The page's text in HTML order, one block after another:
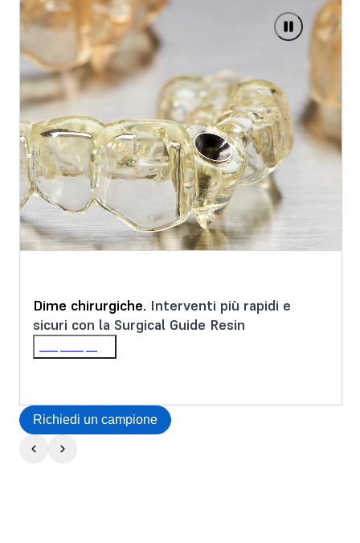
Dime chirurgiche. Interventi più rapidi e
sicuri con la Surgical Guide Resin
Richiedi un campione